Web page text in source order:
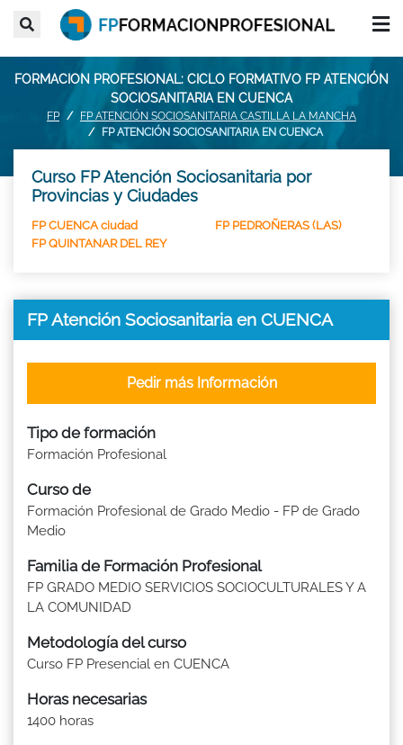
FORMACION PROFESIONAL: CICLO FORMATIVO FP ATENCIÓN
SOCIOSANITARIA EN CUENCA
FP
FP ATENCIÓN SOCIOSANITARIA CASTILLA LA MANCHA
FP ATENCIÓN SOCIOSANITARIA EN CUENCA
Curso FP Atención Sociosanitaria por
Provincias y Ciudades
FP CUENCA ciudad
FP PEDROÑERAS (LAS)
FP QUINTANAR DEL REY
FP Atención Sociosanitaria en CUENCA
Tipo de formación
Formación Profesional
Curso de
Formación Profesional de Grado Medio - FP de Grado
Medio
Familia de Formación Profesional
FP GRADO MEDIO SERVICIOS SOCIOCULTURALES Y A
LA COMUNIDAD
Metodología del curso
Curso FP Presencial en CUENCA
Horas necesarias
1400 horas
Pedir más Información